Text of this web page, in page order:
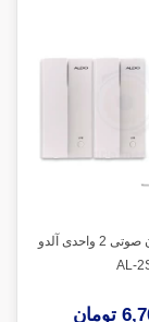
پکیج کامل آیفون صوتی 2 واحدی آلدو
AL-